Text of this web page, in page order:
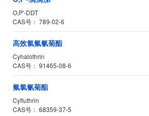
O,P'-DDT
CAS号： 789-02-6
高效氯氟氰菊酯
Cyhalothrin
CAS号： 91465-08-6
氟氯氰菊酯
Cyfluthrin
CAS号： 68359-37-5